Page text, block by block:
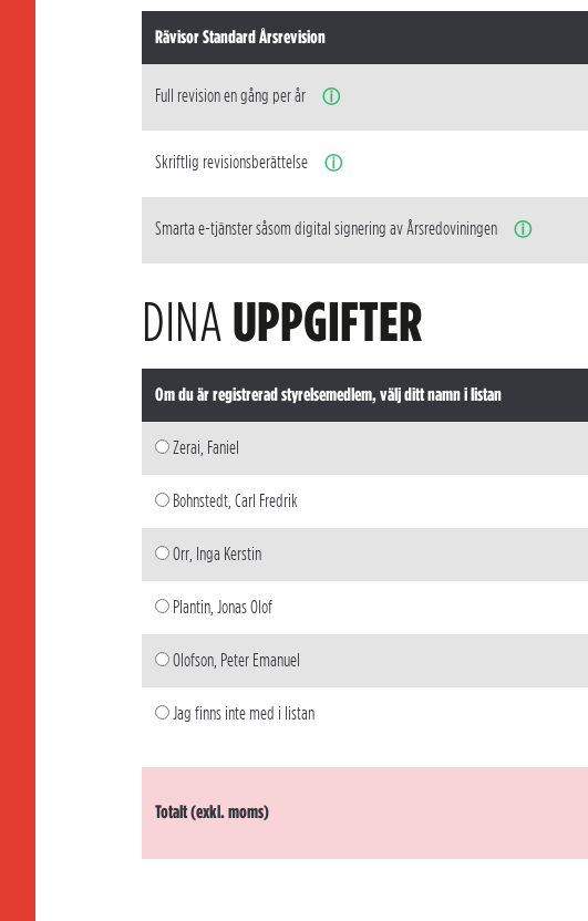
Rävisor Standard Årsrevision
Full revision en gång per år ⓘ
Skriftlig revisionsberättelse ⓘ
Smarta e-tjänster såsom digital signering av Årsredoviningen ⓘ
DINAUPPGIFTER
Om du är registrerad styrelsemedlem, välj ditt namn i listan
Zerai, Faniel
Bohnstedt, Carl Fredrik
Orr, Inga Kerstin
Plantin, Jonas Olof
Olofson, Peter Emanuel
Jag finns inte med i listan
Totalt (exkl. moms)